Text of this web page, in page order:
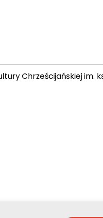
Chrześcijańskiej im.